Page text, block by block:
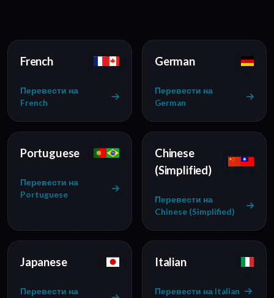
French
Перевести на
French
German
Перевести на
German
Portuguese
Перевести на
Portuguese
Chinese
(Simplified)
Перевести на
Chinese (Simplified)
Japanese
Перевести на
Italian
Перевести на Italian